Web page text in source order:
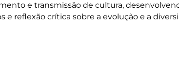
e transmissão de cultura,
reflexão crítica sobre a evolução e a